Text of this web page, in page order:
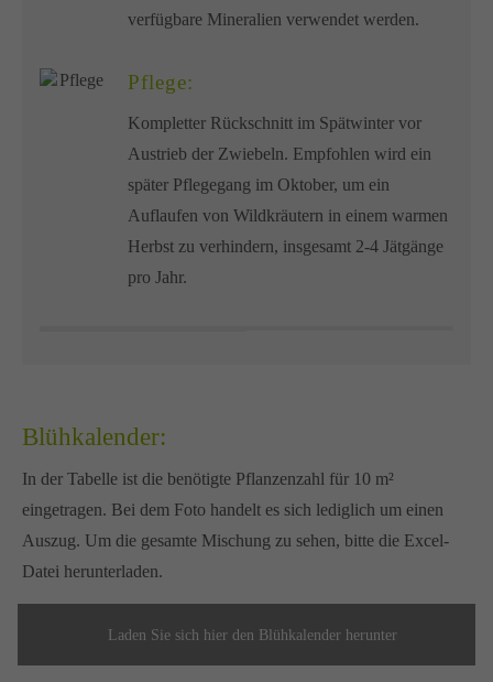
verfügbare Mineralien verwendet werden.
Pflege:
Kompletter Rückschnitt im Spätwinter vor
Austrieb der Zwiebeln. Empfohlen wird ein
später Pflegegang im Oktober, um ein
Auflaufen von Wildkräutern in einem warmen
Herbst zu verhindern, insgesamt 2-4 Jätgänge
pro Jahr.
Blühkalender:
In der Tabelle ist die benötigte Pflanzenzahl für 10 m²
eingetragen. Bei dem Foto handelt es sich lediglich um einen
Auszug. Um die gesamte Mischung zu sehen, bitte die Excel-
Datei herunterladen.
Laden Sie sich hier den Blühkalender herunter